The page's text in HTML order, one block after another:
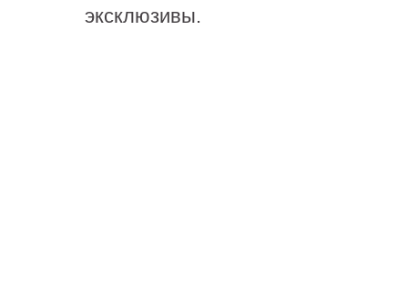
эксклюзивы.